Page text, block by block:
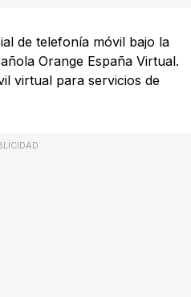
de telefonía móvil bajo la
Orange España Virtual.
virtual para servicios de